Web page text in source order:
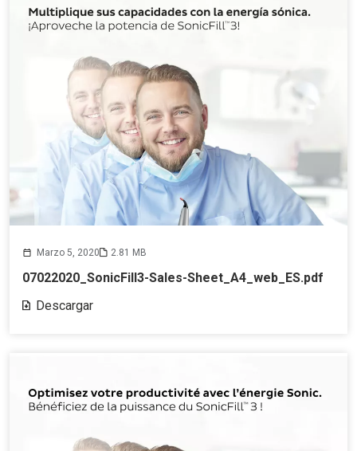
Marzo 5, 2020 2.81 MB
07022020_SonicFill3-Sales-Sheet_A4_web_ES.pdf
Descargar